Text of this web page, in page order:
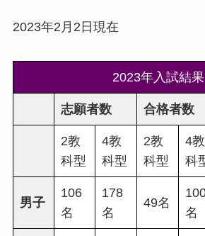
2023年2月2日現在
2023年入試結果
志願者数 合格者数
2教
科型
4教
科型
2教
科型
4教
科
男子
106
名
178
名
49名
名